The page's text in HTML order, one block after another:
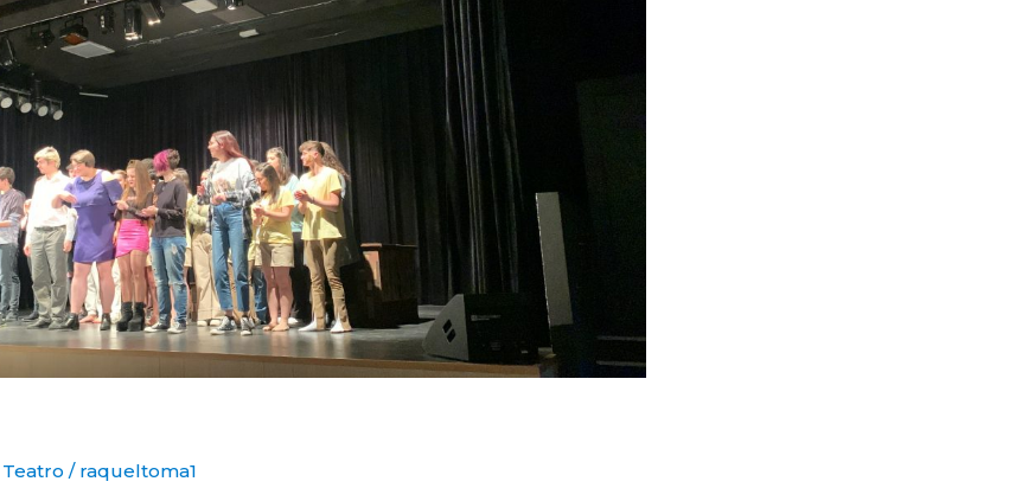
Teatro / raqueltoma1